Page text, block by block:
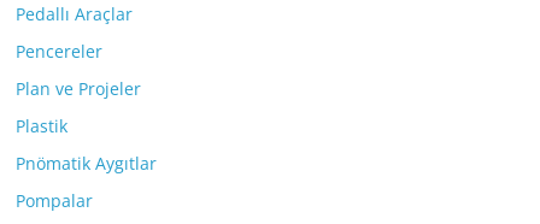
Pedallı Araçlar
Pencereler
Plan ve Projeler
Plastik
Pnömatik Aygıtlar
Pompalar